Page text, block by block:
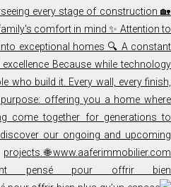
pensé pour offrir bien